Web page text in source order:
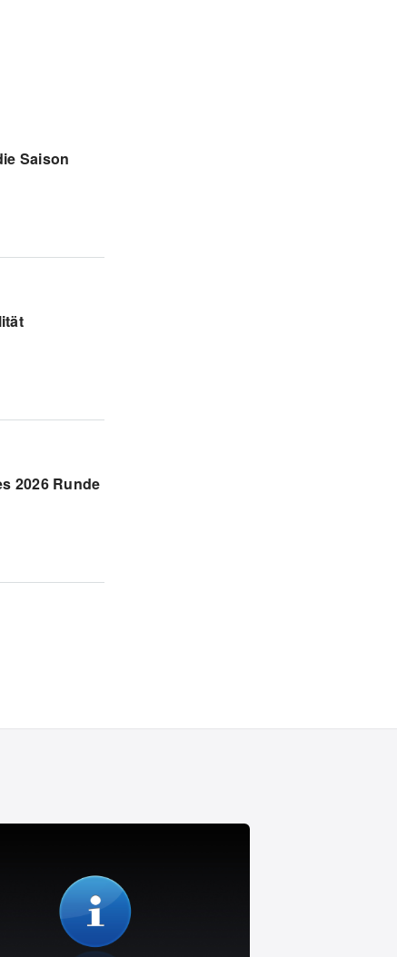
Saison
2026 Runde